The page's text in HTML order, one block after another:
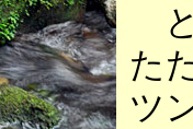
た
ツ